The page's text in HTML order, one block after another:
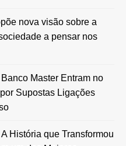
nova visão sobre a
a pensar nos
Master Entram no
Supostas Ligações
História que Transformou